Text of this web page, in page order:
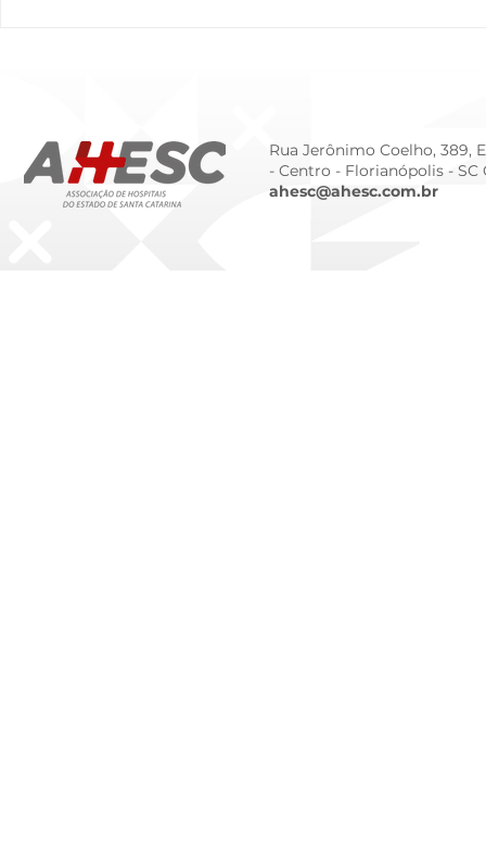
Rua Jerônimo Coelho, 389,
- Centro - Florianópolis - SC
ahesc@ahesc.com.br